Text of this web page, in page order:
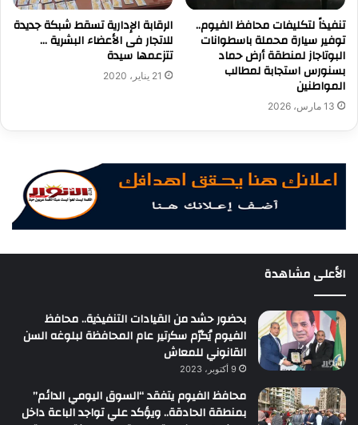
تنفيذاً لتكليفات محافظ الفيوم..
توفير سيارة محملة باسطوانات
البوتاجاز لمنطقة أرض حماد
بسنورس استجابة لمطالب
المواطنين
13 مارس، 2026
الرقابة الإدارية تسقط شبكة جديدة
للاتجار فى الأعضاء البشرية …
تتزعمها سيدة
21 يناير، 2020
الأعلى مشاهدة
بحضور حشد من القيادات التنفيذية.. محافظ
الفيوم يُكرّم سكرتير عام المحافظة لبلوغه السن
القانوني للمعاش
9 أكتوبر، 2023
محافظ الفيوم يتفقد “السوق اليومي الدائم”
بمنطقة الحادقة.. ويؤكد علي تواجد الباعة داخل